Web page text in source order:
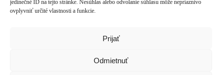
jedinečné ID na tejto stránke. Nesúhlas alebo odvolanie súhlasu môže nepriaznivo
ovplyvniť určité vlastnosti a funkcie.
Prijať
Odmietnuť
Japonsko
Rôzne
Striešky & Parapety